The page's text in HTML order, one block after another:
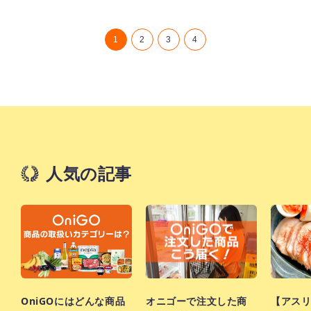
1 2 3 4
人気の記事
OniGOにはどんな商品
オニゴーで注文した商
【アス